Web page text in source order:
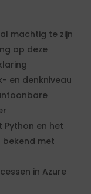
machtig te zijn
op deze
en denkniveau
en het
bekend met
in Azure